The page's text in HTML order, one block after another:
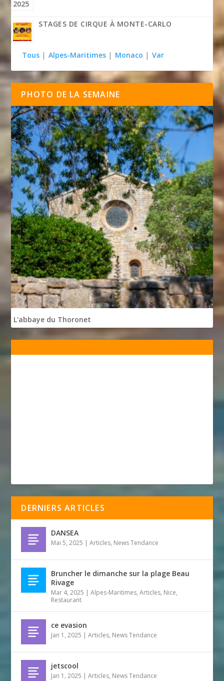
STAGES DE CIRQUE À MONTE-CARLO
Tous | Alpes-Maritimes | Monaco | Var
PHOTO DE LA SEMAINE
L'abbaye du Thoronet
DERNIERS ARTICLES
DANSEA
Mai 5, 2025 |Articles, News Tendance
Bruncher le dimanche sur la plage Beau
Rivage
Mar 4, 2025 |Alpes-Maritimes,Articles, Nice,
Restaurant
ce evasion
Jan 1, 2025 |Articles, News Tendance
jetscool
Jan 1, 2025 |Articles, News Tendance